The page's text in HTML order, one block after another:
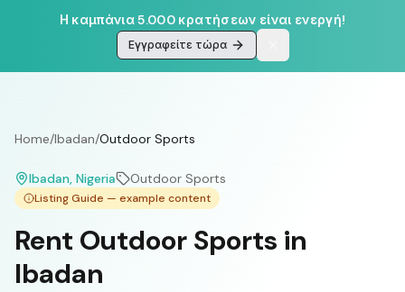
Η καμπάνια 5.000 κρατήσεων είναι ενεργή!
Εγγραφείτε τώρα
Home/Ibadan/Outdoor Sports
Ibadan, Nigeria Outdoor Sports
Listing Guide — example content
Rent Outdoor Sports in
Ibadan